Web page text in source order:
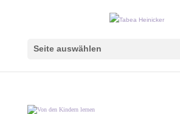
Seite auswählen